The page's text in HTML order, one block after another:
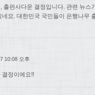
출판사다운 결정입니다. 관련 뉴스
네요. 대한민국 국민들이 은행나무
10:08 오후
결정이에요!!